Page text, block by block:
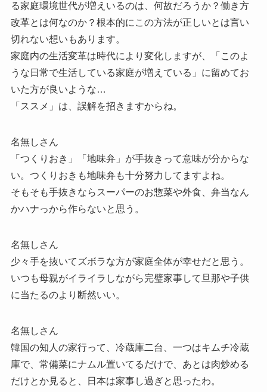
る家庭環境世代が増えいるのは、何故だろうか？働き方
改革とは何なのか？根本的にこの方法が正しいとは言い
切れない想いもあります。
家庭内の生活変革は時代により変化しますが、「このよ
うな日常で生活している家庭が増えている」に留めてお
いた方が良いような…
「ススメ」は、誤解を招きますからね。
名無しさん
「つくりおき」「地味弁」が手抜きって意味が分からな
い。つくりおきも地味弁も十分努力してますよね。
そもそも手抜きならスーパーのお惣菜や外食、弁当なん
かハナっから作らないと思う。
名無しさん
少々手を抜いてズボラな方が家庭全体が幸せだと思う。
いつも母親がイライラしながら完璧家事して旦那や子供
に当たるのより断然いい。
名無しさん
韓国の知人の家行って、冷蔵庫二台、一つはキムチ冷蔵
庫で、常備菜にナムル置いてるだけで、あとは肉炒める
だけとか見ると、日本は家事し過ぎと思ったわ。